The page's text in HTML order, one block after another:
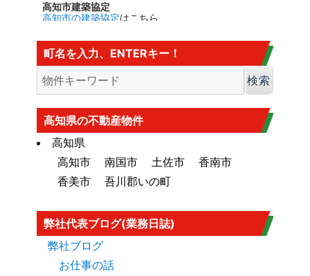
高知市建築協定
高知市の建築協定はこちら
高知市の建法22条区域
はこちら・・・
カヤ葺き、ログハウスはダメ
香南市の海抜
香南市の海抜（標高）
高知市大規模盛土造成地マップ
ら
町名を入力、ENTERキー！
高知県の不動産物件
高知県
高知市
南国市 土佐市
香南市
香美市
吾川郡いの町
弊社代表ブログ(業務日誌)
弊社ブログ
お仕事の話